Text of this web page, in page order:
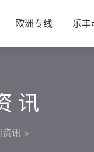
欧洲专线 乐丰
讯
资讯»